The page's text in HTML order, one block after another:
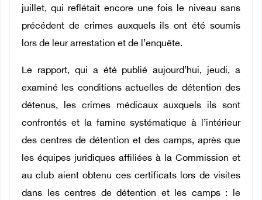
juillet, qui reflétait encore une fois le niveau sans
précédent de crimes auxquels ils ont été soumis
lors de leur arrestation et de l’enquête.
Le rapport, qui a été publié aujourd’hui, jeudi, a
examiné les conditions actuelles de détention des
détenus, les crimes médicaux auxquels ils sont
confrontés et la famine systématique à l’intérieur
des centres de détention et des camps, après que
les équipes juridiques affiliées à la Commission et
au club aient obtenu ces certificats lors de visites
dans les centres de détention et les camps : le